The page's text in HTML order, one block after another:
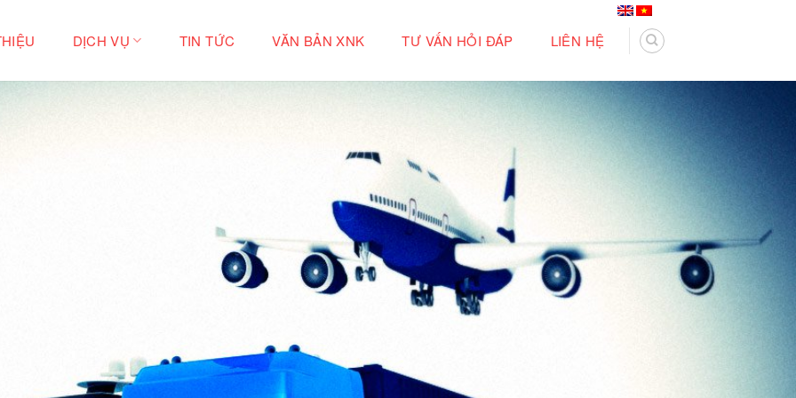
DỊCH VỤ TIN TỨC VĂN BẢN XNK TƯ VẤN HỎI ĐÁP LIÊN HỆ